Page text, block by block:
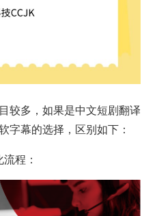
较多，如果是中文短剧翻译
字幕的选择，区别如下：
程：